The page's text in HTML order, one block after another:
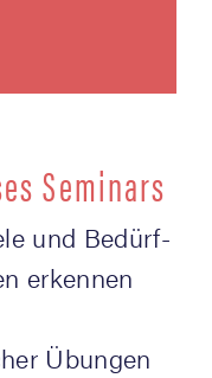
Seminars
und Bedürf­
erken­nen
Übungen